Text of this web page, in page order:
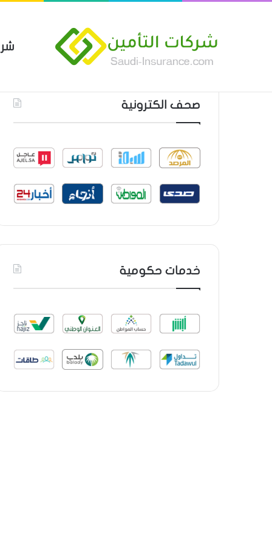
أحدث المواضيع بوليصة التأمين العام من شركة
صحف الكترونية
خدمات حكومية